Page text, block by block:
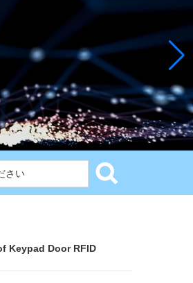
Keypad Door RFID